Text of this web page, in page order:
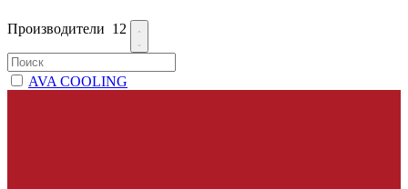
Производители 12
AVA COOLING